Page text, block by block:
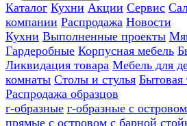
Каталог Кухни Акции Сервис
компании Распродажа Новости
Кухни Выполненные проекты
Гардеробные Корпусная мебель
Ликвидация товара Мебель для
комнаты Столы и стулья Бытовая
Распродажа образцов
г-образные г-образные с островом
прямые с островом с барной